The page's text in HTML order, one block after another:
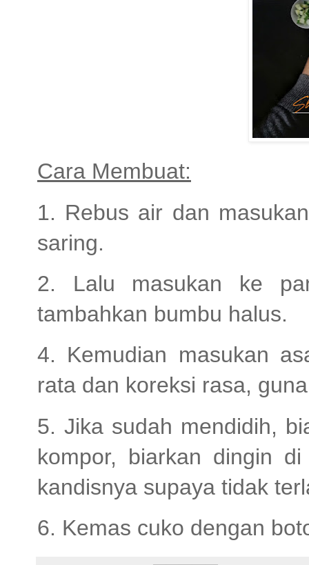
Cara Membuat:
1. Rebus air dan
saring.
2. Lalu masukan ke
tambahkan bumbu halus.
4. Kemudian masukan
rata dan koreksi rasa,
5. Jika sudah mendidih,
kompor, biarkan dingin
kandisnya supaya tidak
6. Kemas cuko dengan